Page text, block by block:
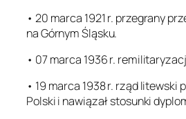
• 20 marca 1921 r. przegrany
na Górnym Śląsku.
• 07 marca 1936 r.
• 19 marca 1938 r. rząd litewski
Polski i nawiązał stosunki